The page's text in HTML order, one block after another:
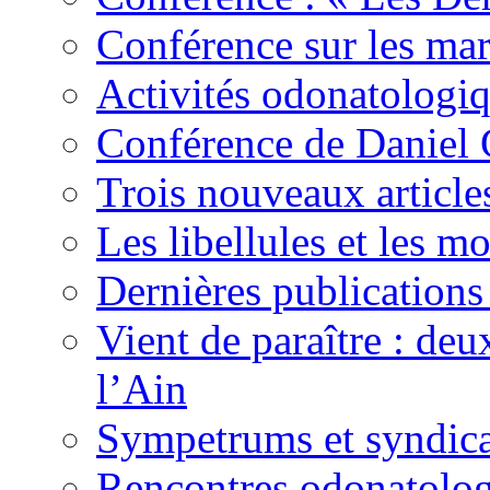
Conférence sur les
Activités
Conférence de Daniel
Trois nouveaux
Les libellules et les
Dernières
Vient de paraître :
l’Ain
Sympetrums et